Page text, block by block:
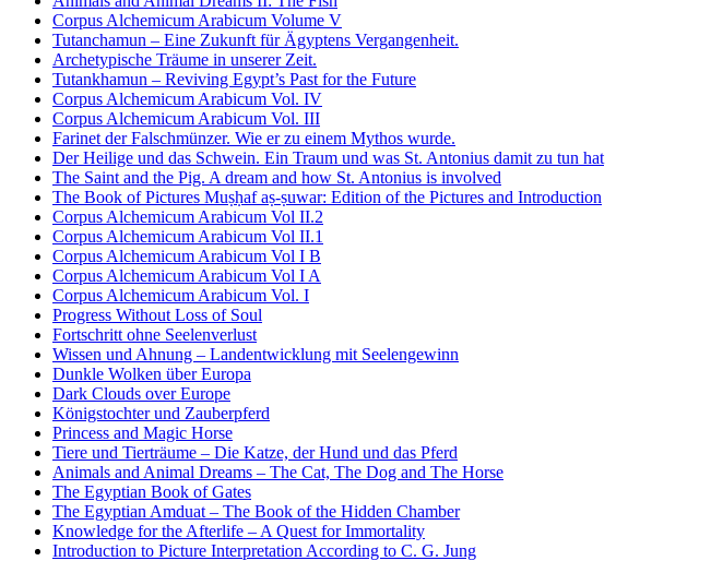
Corpus Alchemicum Arabicum Volume V
Tutanchamun – Eine Zukunft für Ägyptens Vergangenheit.
Archetypische Träume in unserer Zeit.
Tutankhamun – Reviving Egypt’s Past for the Future
Corpus Alchemicum Arabicum Vol. IV
Corpus Alchemicum Arabicum Vol. III
Farinet der Falschmünzer. Wie er zu einem Mythos wurde.
Der Heilige und das Schwein. Ein Traum und was St. Antonius damit zu tun hat
The Saint and the Pig. A dream and how St. Antonius is involved
The Book of Pictures Muṣḥaf aṣ-ṣuwar: Edition of the Pictures and Introduction
Corpus Alchemicum Arabicum Vol II.2
Corpus Alchemicum Arabicum Vol II.1
Corpus Alchemicum Arabicum Vol I B
Corpus Alchemicum Arabicum Vol I A
Corpus Alchemicum Arabicum Vol. I
Progress Without Loss of Soul
Fortschritt ohne Seelenverlust
Wissen und Ahnung – Landentwicklung mit Seelengewinn
Dunkle Wolken über Europa
Dark Clouds over Europe
Königstochter und Zauberpferd
Princess and Magic Horse
Tiere und Tierträume – Die Katze, der Hund und das Pferd
Animals and Animal Dreams – The Cat, The Dog and The Horse
The Egyptian Book of Gates
The Egyptian Amduat – The Book of the Hidden Chamber
Knowledge for the Afterlife – A Quest for Immortality
Introduction to Picture Interpretation According to C. G. Jung